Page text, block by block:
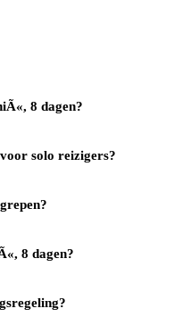
8 dagen?
solo reizigers?
8 dagen?